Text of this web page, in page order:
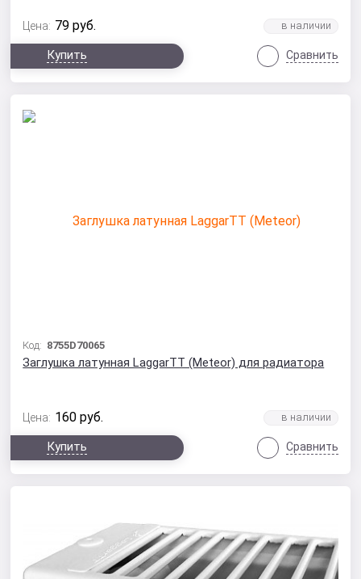
Цена: 79 руб.
Купить Сравнить
Код: 8755D70065
Заглушка латунная LaggarTT (Meteor) для радиатора
Цена: 160 руб.
Купить Сравнить